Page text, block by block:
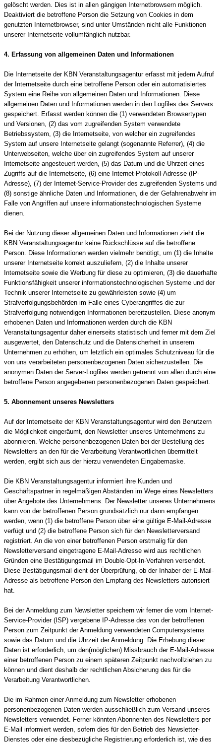
gelöscht werden. Dies ist in allen gängigen Internetbrowsern möglich.
Deaktiviert die betroffene Person die Setzung von Cookies in dem
genutzten Internetbrowser, sind unter Umständen nicht alle Funktionen
unserer Internetseite vollumfänglich nutzbar.
4. Erfassung von allgemeinen Daten und Informationen
Die Internetseite der KBN Veranstaltungsagentur erfasst mit jedem Aufruf
der Internetseite durch eine betroffene Person oder ein automatisiertes
System eine Reihe von allgemeinen Daten und Informationen. Diese
allgemeinen Daten und Informationen werden in den Logfiles des Servers
gespeichert. Erfasst werden können die (1) verwendeten Browsertypen
und Versionen, (2) das vom zugreifenden System verwendete
Betriebssystem, (3) die Internetseite, von welcher ein zugreifendes
System auf unsere Internetseite gelangt (sogenannte Referrer), (4) die
Unterwebseiten, welche über ein zugreifendes System auf unserer
Internetseite angesteuert werden, (5) das Datum und die Uhrzeit eines
Zugriffs auf die Internetseite, (6) eine Internet-Protokoll-Adresse (IP-
Adresse), (7) der Internet-Service-Provider des zugreifenden Systems und
(8) sonstige ähnliche Daten und Informationen, die der Gefahrenabwehr im
Falle von Angriffen auf unsere informationstechnologischen Systeme
dienen.
Bei der Nutzung dieser allgemeinen Daten und Informationen zieht die
KBN Veranstaltungsagentur keine Rückschlüsse auf die betroffene
Person. Diese Informationen werden vielmehr benötigt, um (1) die Inhalte
unserer Internetseite korrekt auszuliefern, (2) die Inhalte unserer
Internetseite sowie die Werbung für diese zu optimieren, (3) die dauerhafte
Funktionsfähigkeit unserer informationstechnologischen Systeme und der
Technik unserer Internetseite zu gewährleisten sowie (4) um
Strafverfolgungsbehörden im Falle eines Cyberangriffes die zur
Strafverfolgung notwendigen Informationen bereitzustellen. Diese anonym
erhobenen Daten und Informationen werden durch die KBN
Veranstaltungsagentur daher einerseits statistisch und ferner mit dem Ziel
ausgewertet, den Datenschutz und die Datensicherheit in unserem
Unternehmen zu erhöhen, um letztlich ein optimales Schutzniveau für die
von uns verarbeiteten personenbezogenen Daten sicherzustellen. Die
anonymen Daten der Server-Logfiles werden getrennt von allen durch eine
betroffene Person angegebenen personenbezogenen Daten gespeichert.
5. Abonnement unseres Newsletters
Auf der Internetseite der KBN Veranstaltungsagentur wird den Benutzern
die Möglichkeit eingeräumt, den Newsletter unseres Unternehmens zu
abonnieren. Welche personenbezogenen Daten bei der Bestellung des
Newsletters an den für die Verarbeitung Verantwortlichen übermittelt
werden, ergibt sich aus der hierzu verwendeten Eingabemaske.
Die KBN Veranstaltungsagentur informiert ihre Kunden und
Geschäftspartner in regelmäßigen Abständen im Wege eines Newsletters
über Angebote des Unternehmens. Der Newsletter unseres Unternehmens
kann von der betroffenen Person grundsätzlich nur dann empfangen
werden, wenn (1) die betroffene Person über eine gültige E-Mail-Adresse
verfügt und (2) die betroffene Person sich für den Newsletterversand
registriert. An die von einer betroffenen Person erstmalig für den
Newsletterversand eingetragene E-Mail-Adresse wird aus rechtlichen
Gründen eine Bestätigungsmail im Double-Opt-In-Verfahren versendet.
Diese Bestätigungsmail dient der Überprüfung, ob der Inhaber der E-Mail-
Adresse als betroffene Person den Empfang des Newsletters autorisiert
hat.
Bei der Anmeldung zum Newsletter speichern wir ferner die vom Internet-
Service-Provider (ISP) vergebene IP-Adresse des von der betroffenen
Person zum Zeitpunkt der Anmeldung verwendeten Computersystems
sowie das Datum und die Uhrzeit der Anmeldung. Die Erhebung dieser
Daten ist erforderlich, um den(möglichen) Missbrauch der E-Mail-Adresse
einer betroffenen Person zu einem späteren Zeitpunkt nachvollziehen zu
können und dient deshalb der rechtlichen Absicherung des für die
Verarbeitung Verantwortlichen.
Die im Rahmen einer Anmeldung zum Newsletter erhobenen
personenbezogenen Daten werden ausschließlich zum Versand unseres
Newsletters verwendet. Ferner könnten Abonnenten des Newsletters per
E-Mail informiert werden, sofern dies für den Betrieb des Newsletter-
Dienstes oder eine diesbezügliche Registrierung erforderlich ist, wie dies